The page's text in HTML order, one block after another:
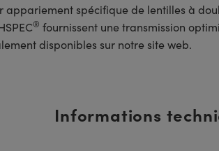
spécifique de lentilles à
® fournissent une transmission
disponibles sur notre site web.
Informations